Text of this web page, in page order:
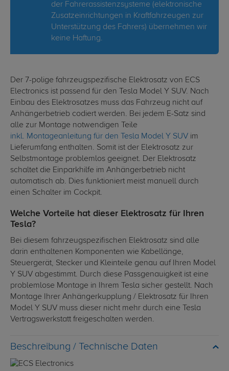
der Fahrerassistenzsysteme (elektronische
Zusatzeinrichtungen in Kraftfahrzeugen zur
Unterstützung des Fahrers) übernehmen wir
keine Haftung.
Der 7-polige fahrzeugspezifische Elektrosatz von ECS
Electronics ist passend für den Tesla Model Y SUV. Nach
Einbau des Elektrosatzes muss das Fahrzeug nicht auf
Anhängerbetrieb codiert werden. Bei jedem E-Satz sind
alle zur Montage notwendigen Teile
inkl. Montageanleitung für den Tesla Model Y SUV im
Lieferumfang enthalten. Somit ist der Elektrosatz zur
Selbstmontage problemlos geeignet. Der Elektrosatz
schaltet die Einparkhilfe im Anhängerbetrieb nicht
automatisch ab. Dies funktioniert meist manuell durch
einen Schalter im Cockpit.
Welche Vorteile hat dieser Elektrosatz für Ihren
Tesla?
Bei diesem fahrzeugspezifischen Elektrosatz sind alle
darin enthaltenen Komponenten wie Kabellänge,
Steuergerät, Stecker und Kleinteile genau auf Ihren Model
Y SUV abgestimmt. Durch diese Passgenauigkeit ist eine
problemlose Montage in Ihrem Tesla sicher gestellt. Nach
Montage Ihrer Anhängerkupplung / Elektrosatz für Ihren
Model Y SUV muss dieser nicht mehr durch eine Tesla
Vertragswerkstatt freigeschalten werden.
Technische Daten